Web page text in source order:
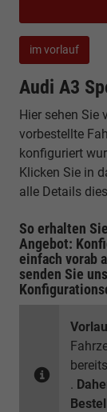
im vorlauf
Audi A3
Hier sehen Sie
vorbestellte
konfiguriert
Klicken Sie in
alle Details
So erhalten
Angebot:
einfach vorab
senden Sie
bereits
.